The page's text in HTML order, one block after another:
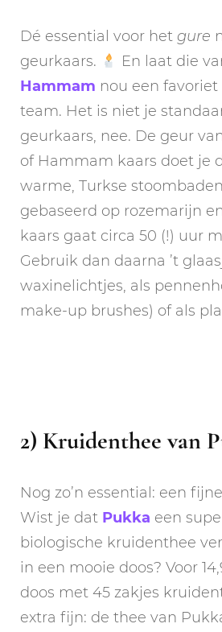
Dé essential voor het gure
geurkaars.
En laat die
Hammam nou een
team. Het is niet je
geurkaars, nee. De geur
of Hammam kaars doet je
warme, Turkse
gebaseerd op rozemarijn
kaars gaat circa 50 (!) uur
Gebruik dan daarna ’t
waxinelichtjes, als
make-up brushes) of als
2) Kruidenthee van
Nog zo’n essential: een
Wist je dat Pukka een
biologische kruidenthee
in een mooie doos? Voor
doos met 45 zakjes
extra fijn: de thee van